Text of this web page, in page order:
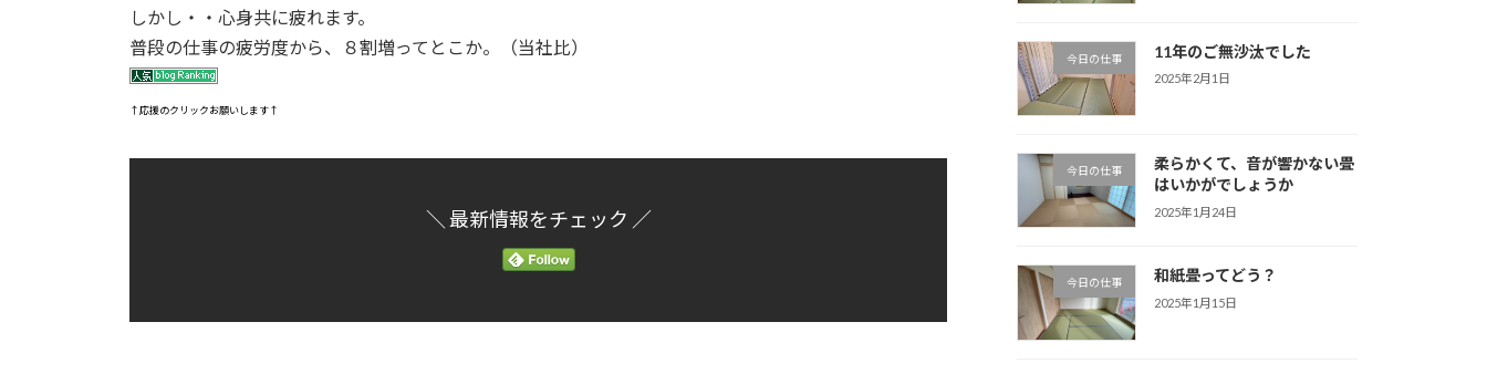
しかし・・心身共に疲れます。
普段の仕事の疲労度から、８割増ってとこか。（当社比）
↑応援のクリックお願いします↑
＼ 最新情報をチェック ／
今日の仕事 11年のご無沙汰でした
2025年2月1日
今日の仕事
柔らかくて、音が響かない畳
はいかがでしょうか
2025年1月24日
今日の仕事 和紙畳ってどう？
2025年1月15日